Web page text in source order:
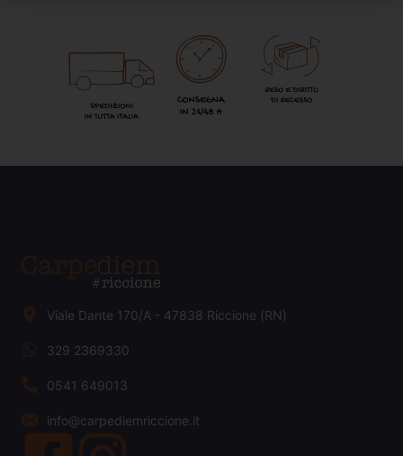
Viale Dante 170/A - 47838 Riccione (RN)
329 2369330
0541 649013
info@carpediemriccione.it